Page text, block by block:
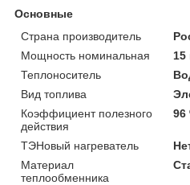
Основные
Страна производитель
Мощность номинальная
15
Теплоноситель
Вид топлива
Коэффициент полезного
действия
96
ТЭНовый нагреватель
Материал
теплообменника